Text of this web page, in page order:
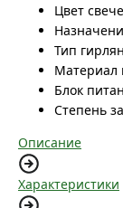
Цвет
Тип
Материал
Блок
Степень
Описание
Характеристики